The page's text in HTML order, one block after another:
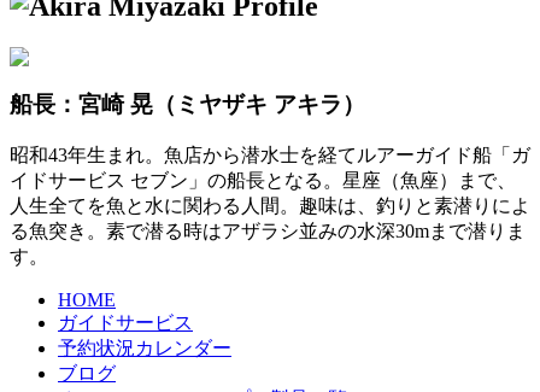
船長：宮崎 晃 （ミヤザキ アキラ）
昭和43年生まれ。魚店から潜水士を経てルアーガイド船「ガ
イドサービス セブン」の船長となる。星座（魚座）まで、
人生全てを魚と水に関わる人間。趣味は、釣りと素潜りによ
る魚突き。素で潜る時はアザラシ並みの水深30mまで潜りま
す。
HOME
ガイドサービス
予約状況カレンダー
ブログ